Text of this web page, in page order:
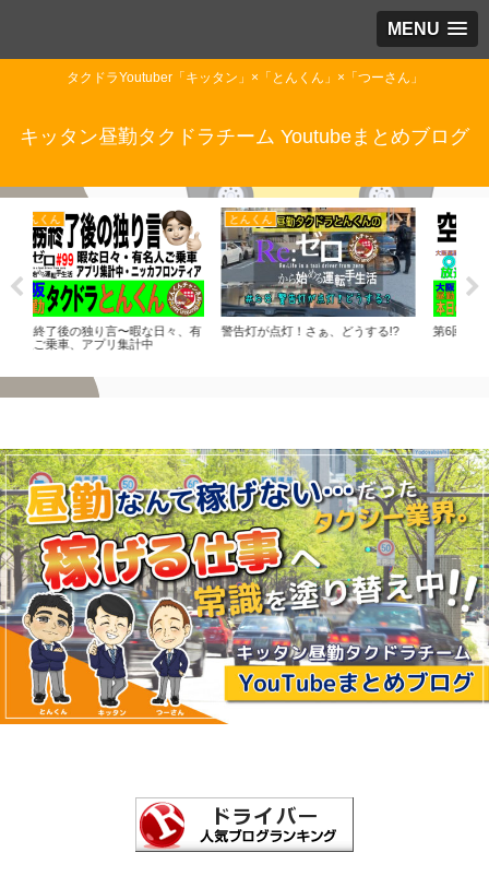
MENU
タクドラYoutuber「キッタン」×「とんくん」×「つーさん」
キッタン昼勤タクドラチーム Youtubeまとめブログ
とんくん
警告灯が点灯！さぁ、どうする!?
とんくん
第6回、空車で淀川は渡れま10！